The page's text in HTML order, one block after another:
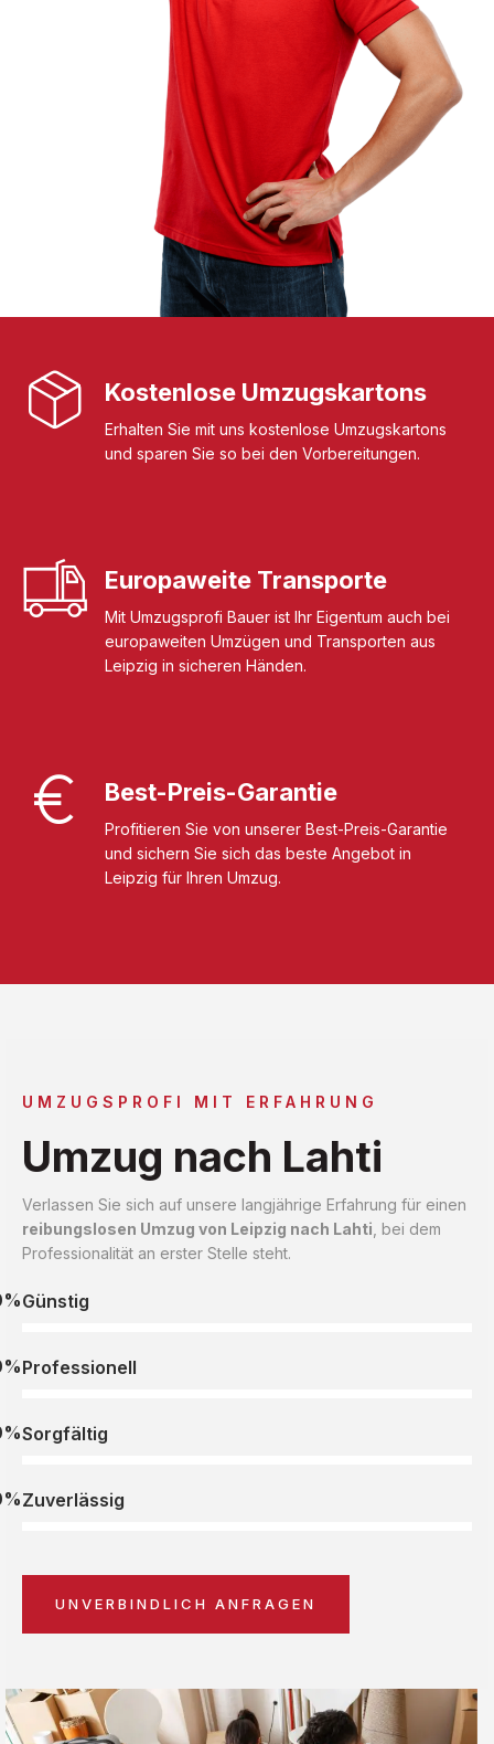
Kostenlose Umzugskartons
Erhalten Sie mit uns kostenlose Umzugskartons
und sparen Sie so bei den Vorbereitungen.
Europaweite Transporte
Mit Umzugsprofi Bauer ist Ihr Eigentum auch bei
europaweiten Umzügen und Transporten aus
Leipzig in sicheren Händen.
Best-Preis-Garantie
Profitieren Sie von unserer Best-Preis-Garantie
und sichern Sie sich das beste Angebot in
Leipzig für Ihren Umzug.
UMZUGSPROFI MIT ERFAHRUNG
Umzug nach Lahti
Verlassen Sie sich auf unsere langjährige Erfahrung für einen
reibungslosen Umzug von Leipzig nach Lahti , bei dem
Professionalität an erster Stelle steht.
Günstig
Professionell
Sorgfältig
Zuverlässig
UNVERBINDLICH ANFRAGEN